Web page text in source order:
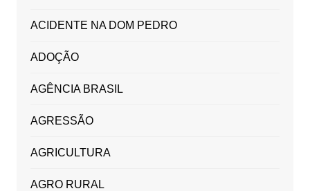
ACIDENTE NA DOM PEDRO
ADOÇÃO
AGÊNCIA BRASIL
AGRESSÃO
AGRICULTURA
AGRO RURAL